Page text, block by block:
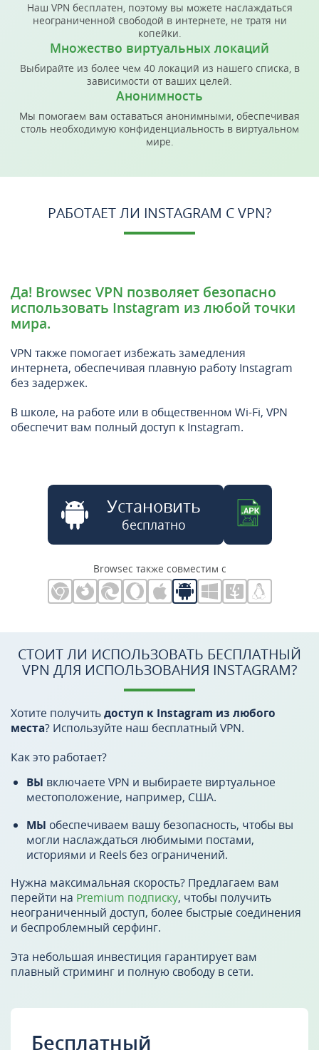
Наш VPN бесплатен, поэтому вы можете наслаждаться
неограниченной свободой в интернете, не тратя ни
копейки.
Множество виртуальных локаций
Выбирайте из более чем 40 локаций из нашего списка, в
зависимости от ваших целей.
Анонимность
Мы помогаем вам оставаться анонимными, обеспечивая
столь необходимую конфиденциальность в виртуальном
мире.
РАБОТАЕТ ЛИ INSTAGRAM С VPN?
Да! Browsec VPN позволяет безопасно
использовать Instagram из любой точки
мира.
VPN также помогает избежать замедления
интернета, обеспечивая плавную работу Instagram
без задержек.
В школе, на работе или в общественном Wi-Fi, VPN
обеспечит вам полный доступ к Instagram.
Установить
бесплатно
Browsec также совместим с
СТОИТ ЛИ ИСПОЛЬЗОВАТЬ БЕСПЛАТНЫЙ
VPN ДЛЯ ИСПОЛЬЗОВАНИЯ INSTAGRAM?
Хотите получитьдоступ к Instagram из любого
места? Используйте наш бесплатный VPN.
Как это работает?
ВЫ включаете VPN и выбираете виртуальное
местоположение, например, США.
МЫ обеспечиваем вашу безопасность, чтобы вы
могли наслаждаться любимыми постами,
историями и Reels без ограничений.
Нужна максимальная скорость? Предлагаем вам
перейти на Premium подписку, чтобы получить
неограниченный доступ, более быстрые соединения
и беспроблемный серфинг.
Эта небольшая инвестиция гарантирует вам
плавный стриминг и полную свободу в сети.
Бесплатный